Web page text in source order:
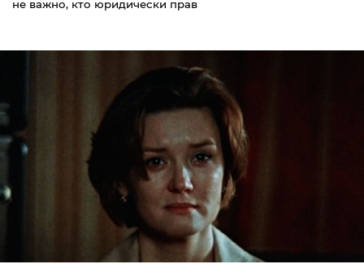
не важно, кто юридически прав